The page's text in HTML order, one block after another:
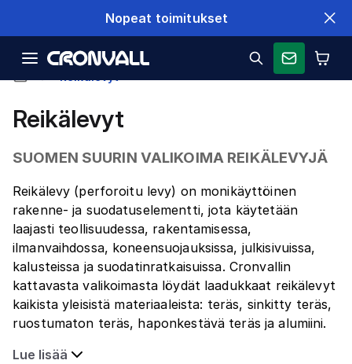
Nopeat toimitukset
Reikälevyt
SUOMEN SUURIN VALIKOIMA REIKÄLEVYJÄ
Reikälevy (perforoitu levy) on monikäyttöinen
rakenne- ja suodatuselementti, jota käytetään
laajasti teollisuudessa, rakentamisessa,
ilmanvaihdossa, koneensuojauksissa, julkisivuissa,
kalusteissa ja suodatinratkaisuissa. Cronvallin
kattavasta valikoimasta löydät laadukkaat reikälevyt
kaikista yleisistä materiaaleista: teräs, sinkitty teräs,
ruostumaton teräs, haponkestävä teräs ja alumiini.
Lue lisää